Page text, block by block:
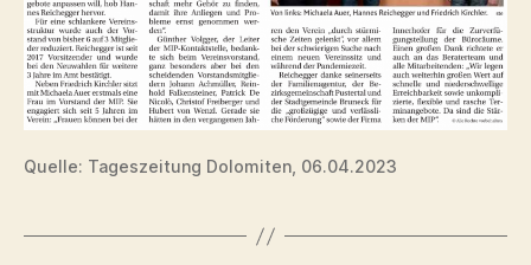
Quelle: Tageszeitung Dolomiten, 06.04.2023